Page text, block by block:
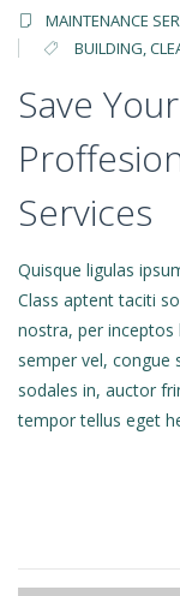
MAINTENANCE
BUILDING
Save
Services
Quisque ligulas
Class aptent taciti
nostra, per inceptos
semper vel, congue
sodales in, auctor
tempor tellus eget